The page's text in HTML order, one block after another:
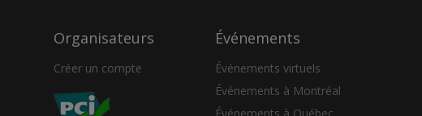
Organisateurs
Créer un compte
Événements
Événements virtuels
Événements à Montréal